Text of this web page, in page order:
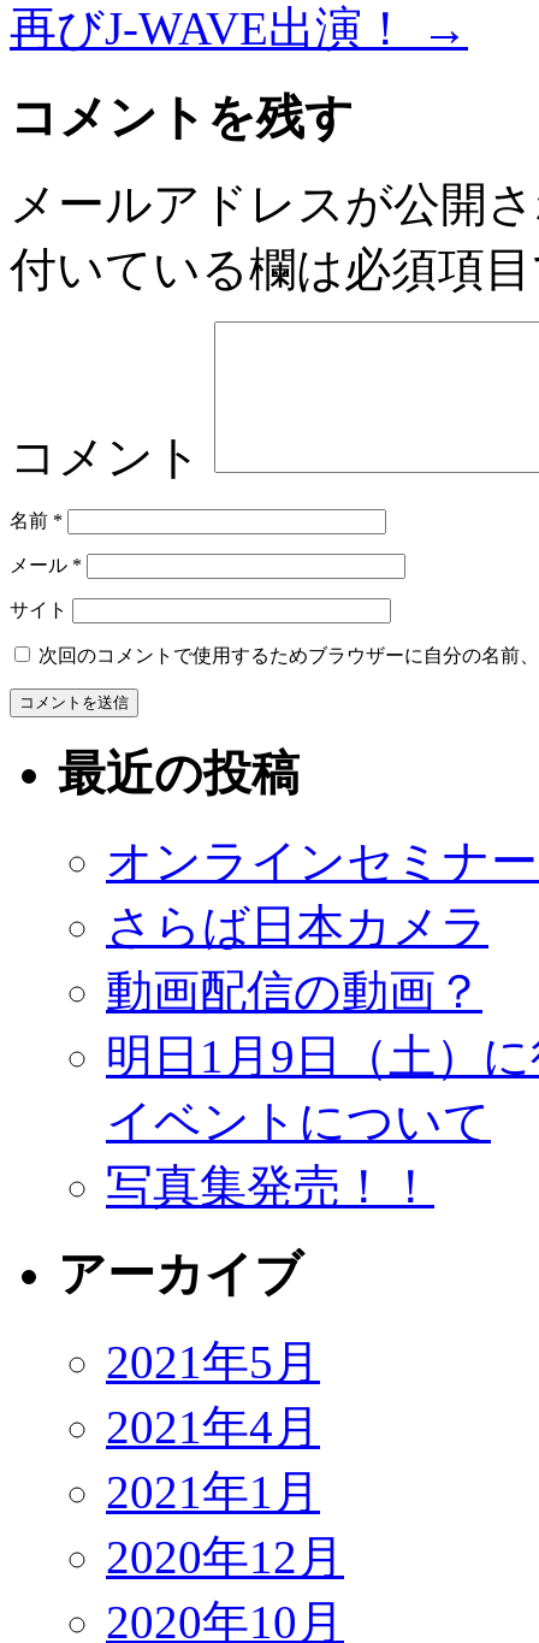
再びJ-WAVE出演！
→
コメントを残す
メールアドレスが公開
付いている欄は必須項
コメント
名前 *
メール *
サイト
次回のコメントで使用するためブラウザーに自分の名前
最近の投稿
オンラインセミナ
さらば日本カメラ
動画配信の動画？
明日1月9日（土）
イベントについて
写真集発売！！
アーカイブ
2021年5月
2021年4月
2021年1月
2020年12月
2020年10月